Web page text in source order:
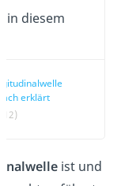
in diesem
erklärt
ist und